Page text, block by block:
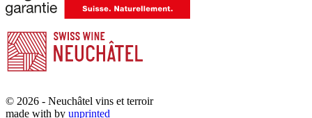
© 2026 - Neuchâtel vins et terroir
made with by unprinted